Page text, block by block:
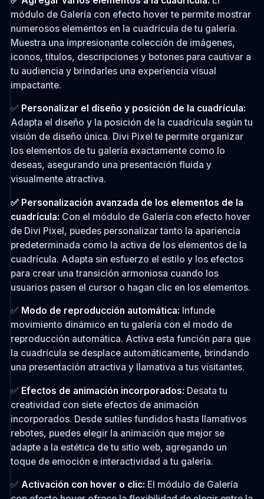
módulo de Galería con efecto hover te permite mostrar
numerosos elementos en la cuadrícula de tu galería.
Muestra una impresionante colección de imágenes,
iconos, títulos, descripciones y botones para cautivar a
tu audiencia y brindarles una experiencia visual
impactante.
✅ Personalizar el diseño y posición de la cuadrícula:
Adapta el diseño y la posición de la cuadrícula según tu
visión de diseño única. Divi Pixel te permite organizar
los elementos de tu galería exactamente como lo
deseas, asegurando una presentación fluida y
visualmente atractiva.
✅ Personalización avanzada de los elementos de la
cuadrícula: Con el módulo de Galería con efecto hover
de Divi Pixel, puedes personalizar tanto la apariencia
predeterminada como la activa de los elementos de la
cuadrícula. Adapta sin esfuerzo el estilo y los efectos
para crear una transición armoniosa cuando los
usuarios pasen el cursor o hagan clic en los elementos.
✅ Modo de reproducción automática: Infunde
movimiento dinámico en tu galería con el modo de
reproducción automática. Activa esta función para que
la cuadrícula se desplace automáticamente, brindando
una presentación atractiva y llamativa a tus visitantes.
✅ Efectos de animación incorporados: Desata tu
creatividad con siete efectos de animación
incorporados. Desde sutiles fundidos hasta llamativos
rebotes, puedes elegir la animación que mejor se
adapte a la estética de tu sitio web, agregando un
toque de emoción e interactividad a tu galería.
✅ Activación con hover o clic: El módulo de Galería